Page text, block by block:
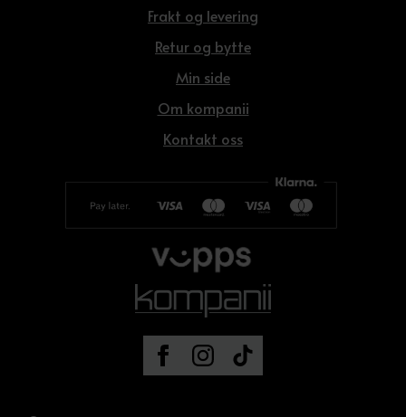
Frakt og levering
Retur og bytte
Min side
Om kompanii
Kontakt oss